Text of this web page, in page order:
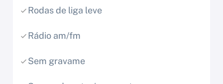
Rodas de liga leve
Rádio am/fm
Sem gravame